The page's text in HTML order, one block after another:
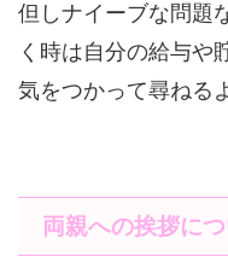
但しナイーブな問題
く時は自分の給与や
気をつかって尋ねる
両親への挨拶に